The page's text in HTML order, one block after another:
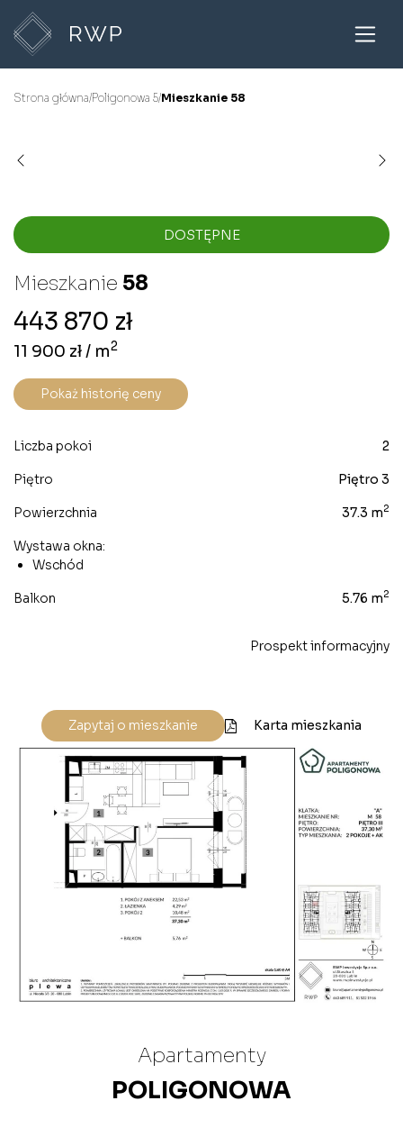
Strona główna/Poligonowa 5/Mieszkanie 58
DOSTĘPNE
Mieszkanie 58
443 870 zł
11 900 zł / m2
Pokaż historię ceny
Liczba pokoi 2
Piętro Piętro 3
Powierzchnia 37.3 m2
Wystawa okna:
Wschód
Balkon 5.76 m2
Prospekt informacyjny
Zapytaj o mieszkanie Karta mieszkania
Apartamenty
POLIGONOWA